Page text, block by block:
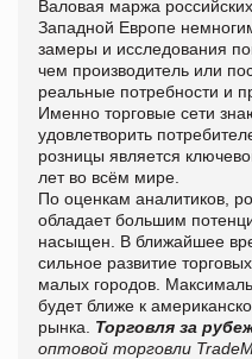
Валовая маржа
Западной Европе
замеры и исследования
чем производитель или
реальные потребности и
Именно торговые сети
удовлетворить
розницы является
лет во всём мире.
По оценкам аналитиков,
обладает большим
насыщен. В ближайшее
сильное развитие
малых городов.
будет ближе к
рынка. Торговля за
оптовой торговли